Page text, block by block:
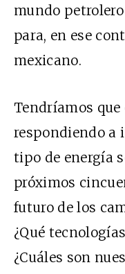
mundo
para, en ese
mexicano.
Tendríamos
respondiendo a
tipo de energía
próximos
futuro de los
¿Qué
¿Cuáles son